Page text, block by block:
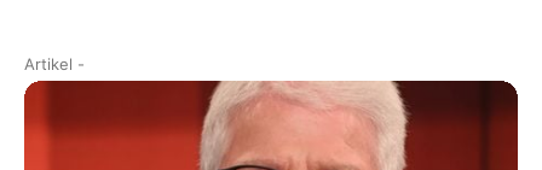
Artikel -